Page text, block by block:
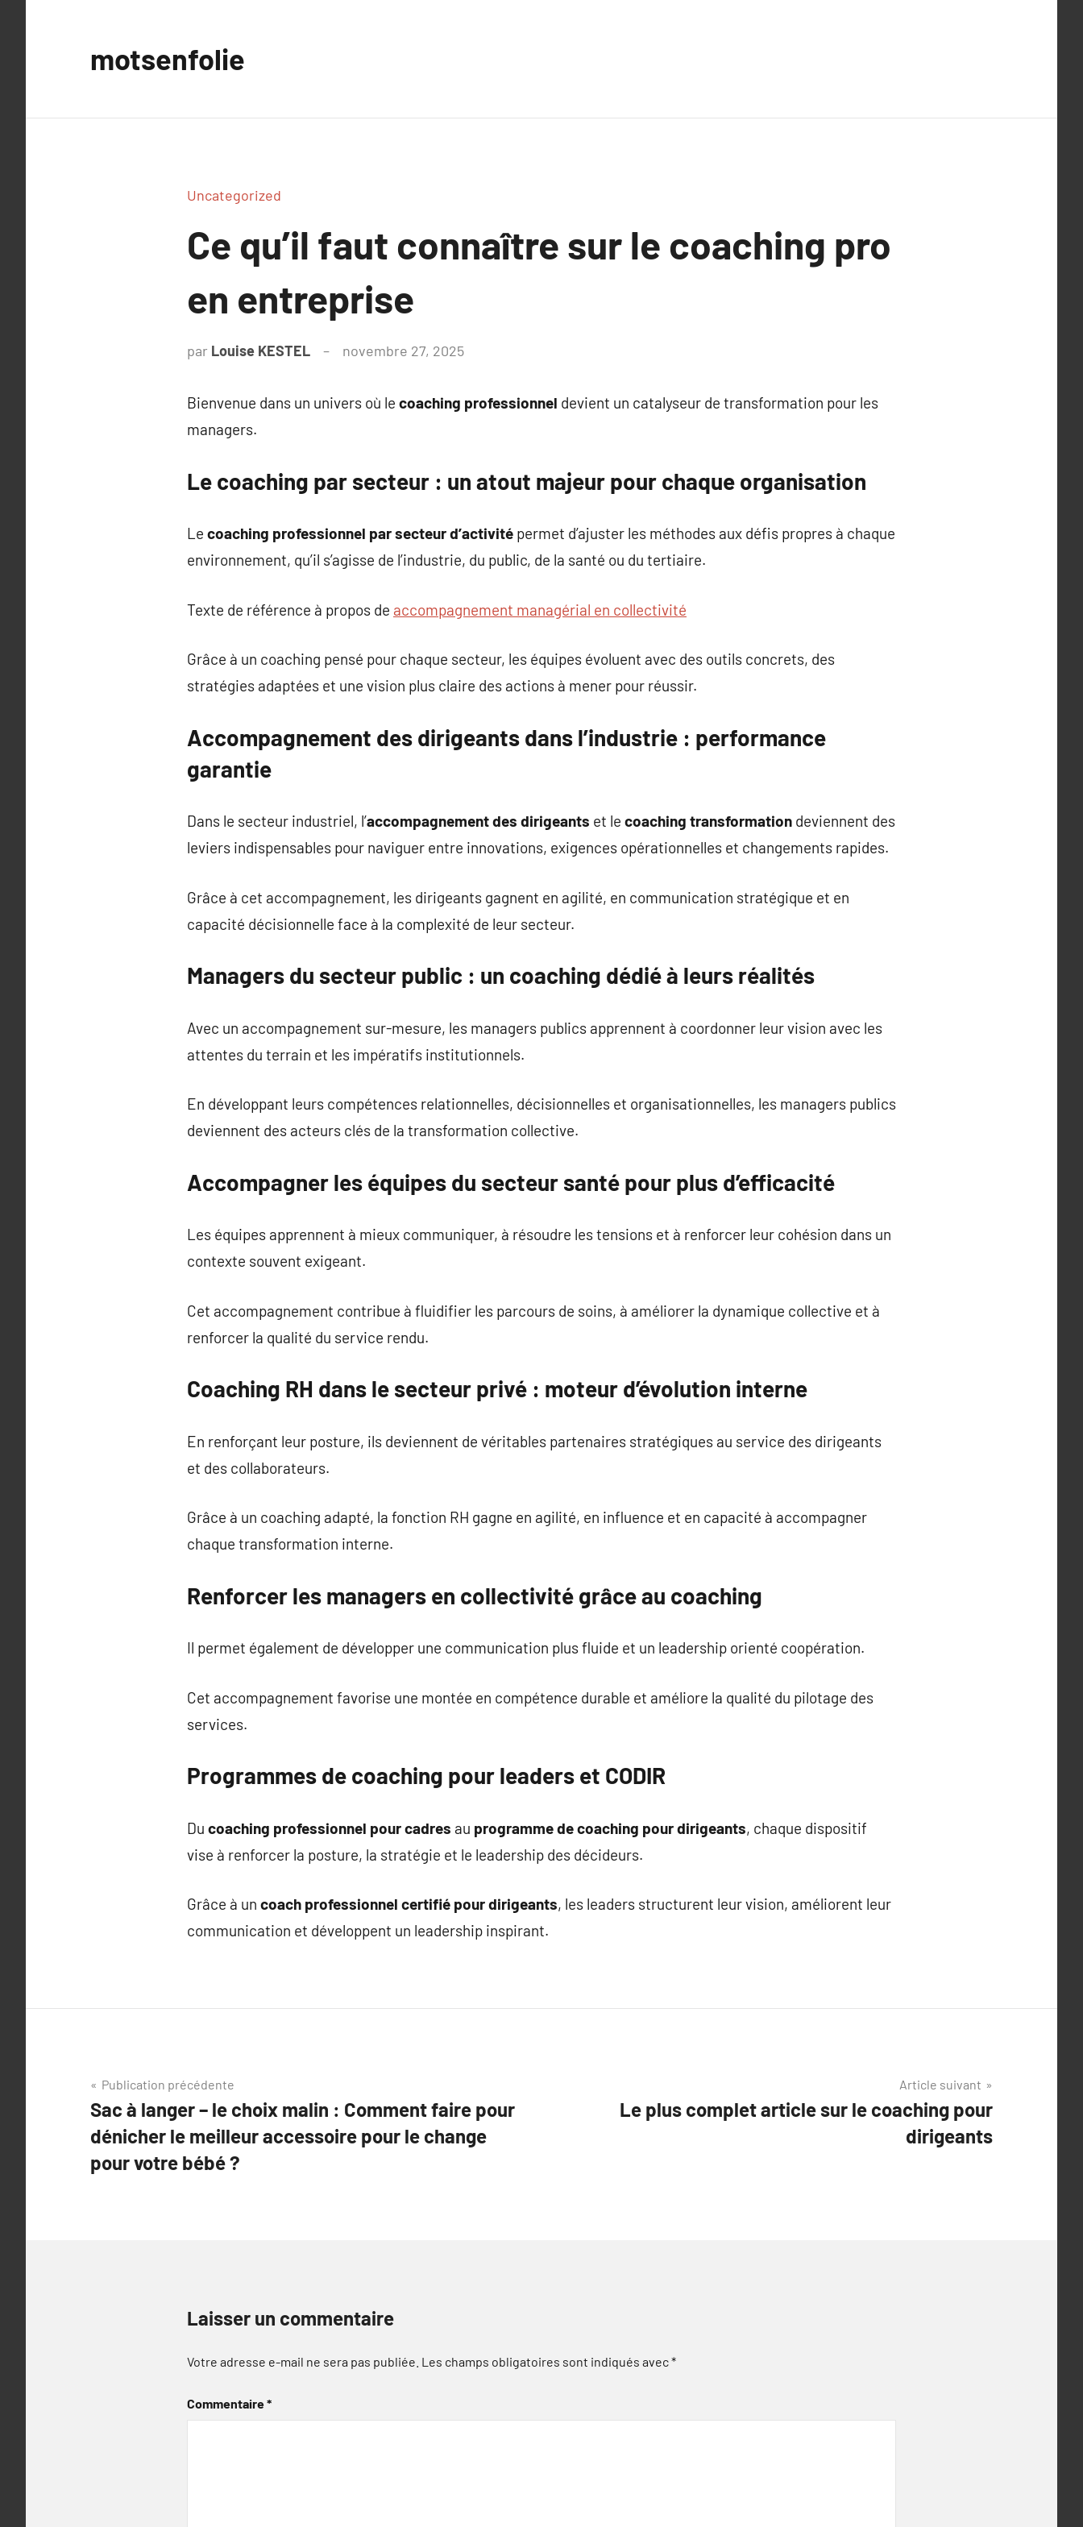
motsenfolie
Uncategorized
Ce qu’il faut connaître sur le coaching pro
en entreprise
par Louise KESTEL novembre 27, 2025
Bienvenue dans un univers où le coaching professionnel devient un catalyseur de transformation pour les
managers.
Le coaching par secteur : un atout majeur pour chaque organisation
Le coaching professionnel par secteur d’activité permet d’ajuster les méthodes aux défis propres à chaque
environnement, qu’il s’agisse de l’industrie, du public, de la santé ou du tertiaire.
Texte de référence à propos de accompagnement managérial en collectivité
Grâce à un coaching pensé pour chaque secteur, les équipes évoluent avec des outils concrets, des
stratégies adaptées et une vision plus claire des actions à mener pour réussir.
Accompagnement des dirigeants dans l’industrie : performance
garantie
Dans le secteur industriel, l’accompagnement des dirigeants et le coaching transformation deviennent des
leviers indispensables pour naviguer entre innovations, exigences opérationnelles et changements rapides.
Grâce à cet accompagnement, les dirigeants gagnent en agilité, en communication stratégique et en
capacité décisionnelle face à la complexité de leur secteur.
Managers du secteur public : un coaching dédié à leurs réalités
Avec un accompagnement sur-mesure, les managers publics apprennent à coordonner leur vision avec les
attentes du terrain et les impératifs institutionnels.
En développant leurs compétences relationnelles, décisionnelles et organisationnelles, les managers publics
deviennent des acteurs clés de la transformation collective.
Accompagner les équipes du secteur santé pour plus d’efficacité
Les équipes apprennent à mieux communiquer, à résoudre les tensions et à renforcer leur cohésion dans un
contexte souvent exigeant.
Cet accompagnement contribue à fluidifier les parcours de soins, à améliorer la dynamique collective et à
renforcer la qualité du service rendu.
Coaching RH dans le secteur privé : moteur d’évolution interne
En renforçant leur posture, ils deviennent de véritables partenaires stratégiques au service des dirigeants
et des collaborateurs.
Grâce à un coaching adapté, la fonction RH gagne en agilité, en influence et en capacité à accompagner
chaque transformation interne.
Renforcer les managers en collectivité grâce au coaching
Il permet également de développer une communication plus fluide et un leadership orienté coopération.
Cet accompagnement favorise une montée en compétence durable et améliore la qualité du pilotage des
services.
Programmes de coaching pour leaders et CODIR
Du coaching professionnel pour cadres au programme de coaching pour dirigeants, chaque dispositif
vise à renforcer la posture, la stratégie et le leadership des décideurs.
Grâce à un coach professionnel certifié pour dirigeants, les leaders structurent leur vision, améliorent leur
communication et développent un leadership inspirant.
Navigation
de
l’article
Publication précédente
Sac à langer – le choix malin : Comment faire pour
dénicher le meilleur accessoire pour le change
pour votre bébé ?
Article suivant
Le plus complet article sur le coaching pour
dirigeants
Laisser un commentaire
Votre adresse e-mail ne sera pas publiée. Les champs obligatoires sont indiqués avec*
Commentaire*